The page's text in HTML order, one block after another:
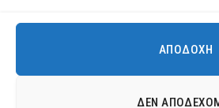
ΑΠΟΔΟΧΉ
ΔΕΝ
Χρησιμοποιούμε cookies για να σας
πλοήγησης στον ιστότοπό μας.